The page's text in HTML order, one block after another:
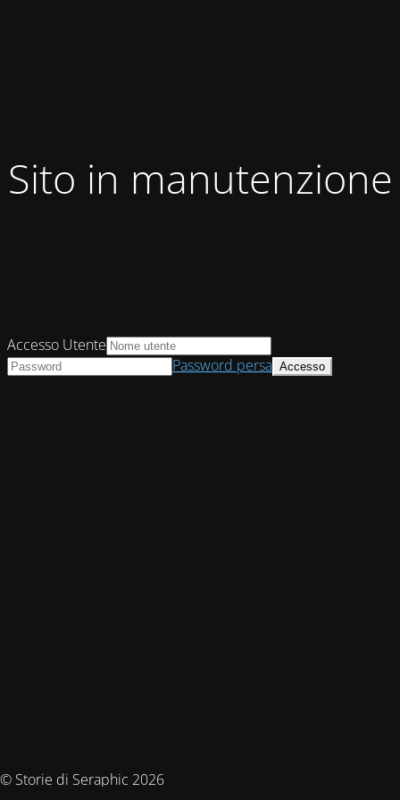
Sito in manutenzione
© Storie di Seraphic 2026
Accesso Utente
Password persa